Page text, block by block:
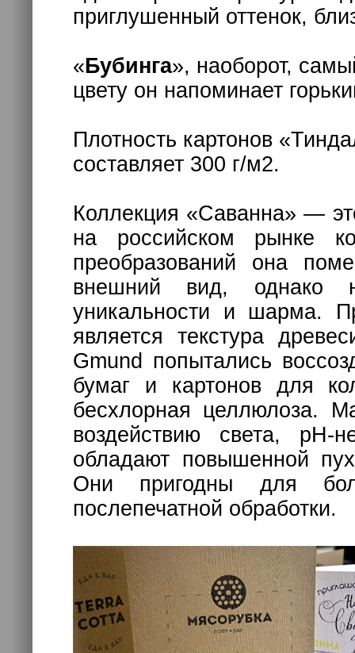
приглушенный оттенок,
«Бубинга», наоборот,
цвету он напоминает
Плотность картонов
составляет 300 г/м2.
Коллекция «Саванна» —
на российском рынке
преобразований она
внешний вид, однако
уникальности и шарма.
является текстура
Gmund попытались
бумаг и картонов для
бесхлорная целлюлоза.
воздействию света, pH-
обладают повышенной
Они пригодны для
послепечатной обработки.